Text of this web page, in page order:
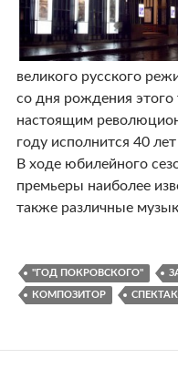
великого русского
со дня рождения этого
настоящим
году исполнится 40 лет
В ходе юбилейного
премьеры наиболее
также различные
"ГОД ПОКРОВСКОГО"
КОМПОЗИТОР